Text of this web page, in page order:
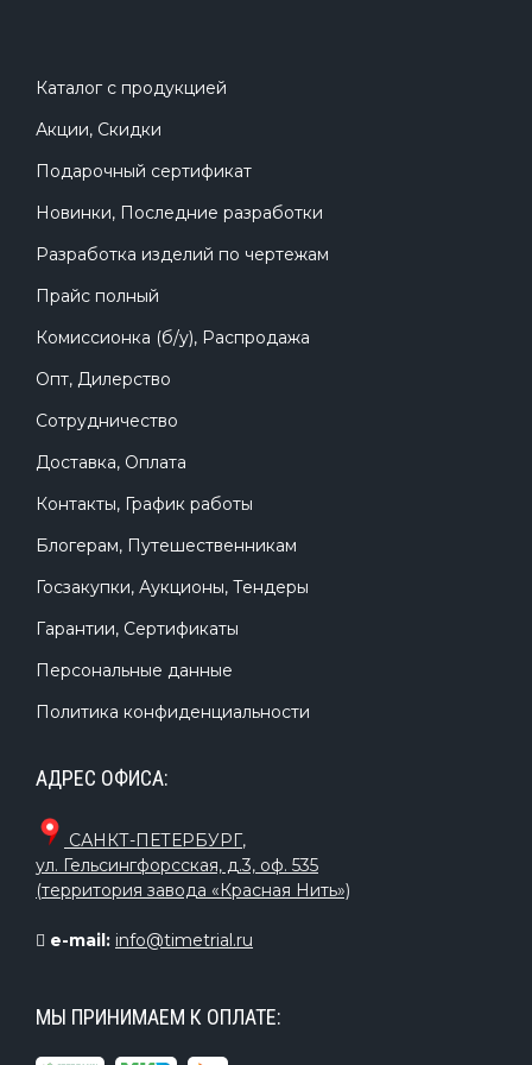
Такая арена подойдет тем, кто ищет надувную
дронов, мобильное поле для дронов, закрытую
сетчатую арену для полетов, игровую зону для
соревнований или современный
интерактивный аттракцион для мероприятий.
Каталог с продукцией
Акции, Скидки
Подарочный сертификат
Новинки, Последние разработки
Разработка изделий по чертежам
Прайс полный
Комиссионка (б/у), Распродажа
Опт, Дилерство
Сотрудничество
Доставка, Оплата
Контакты, График работы
Блогерам, Путешественникам
Госзакупки, Аукционы, Тендеры
Гарантии, Сертификаты
Персональные данные
Политика конфиденциальности
АДРЕС ОФИСА:
САНКТ-ПЕТЕРБУРГ,
ул. Гельсингфорсская, д.3, оф. 535
(территория завода «Красная Нить»)
e-mail: info@timetrial.ru
МЫ ПРИНИМАЕМ К ОПЛАТЕ: